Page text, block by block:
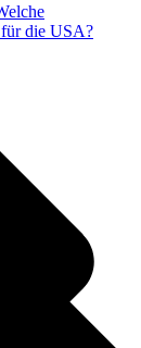
für die USA?